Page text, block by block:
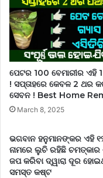
ପେଟର 100 ବେମାରୀର ଏହି
! ସପ୍ତାହରେ କେବଳ 2 ଥର
ସେବନ ! Best Home
March 8, 2025
ଭଗବାନ ହନୁମାନଙ୍କର ଏହି
ନାମରେ ଲୁଚି ରହିଛି ଚମତ୍କାର
ଜପ କରିବା ଦ୍ୱାରା ଦୂର
ସମସ୍ତ କଷ୍ଟ